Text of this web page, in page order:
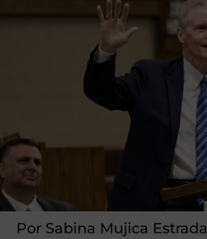
Por Sabina Mujica Estrada